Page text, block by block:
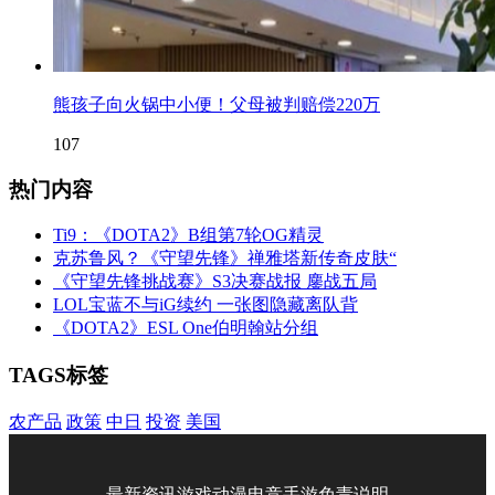
熊孩子向火锅中小便！父母被判赔偿220万
107
热门内容
Ti9：《DOTA2》B组第7轮OG精灵
克苏鲁风？《守望先锋》禅雅塔新传奇皮肤“
《守望先锋挑战赛》S3决赛战报 鏖战五局
LOL宝蓝不与iG续约 一张图隐藏离队背
《DOTA2》ESL One伯明翰站分组
TAGS标签
农产品 政策 中日 投资 美国